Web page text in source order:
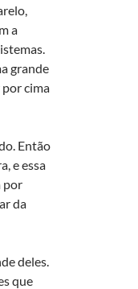
a
grande
por cima
Então
e essa
por
da
deles.
que